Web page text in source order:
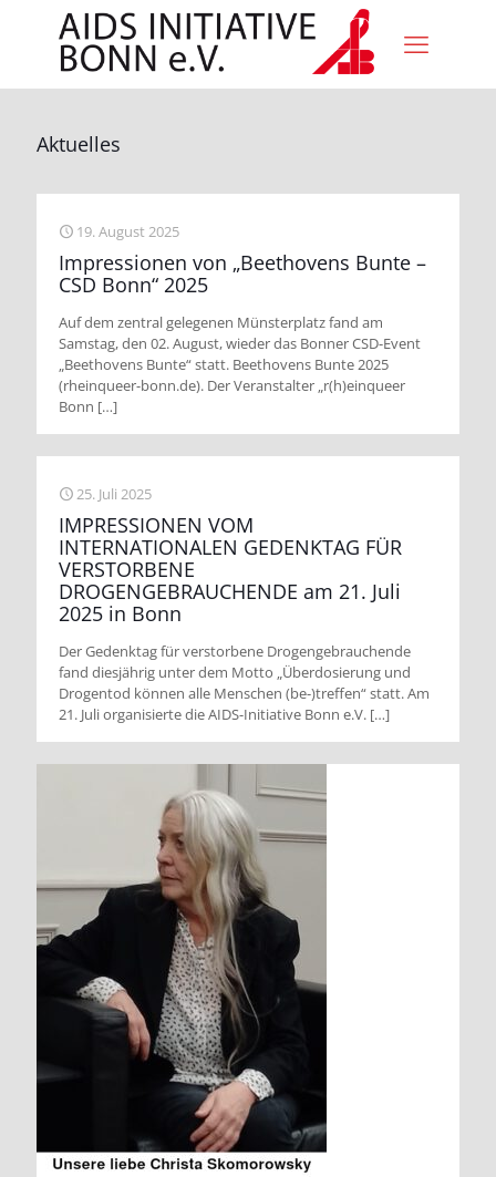
Aktuelles
19. August 2025
Impressionen von „Beethovens Bunte –
CSD Bonn“ 2025
Auf dem zentral gelegenen Münsterplatz fand am
Samstag, den 02. August, wieder das Bonner CSD-Event
„Beethovens Bunte“ statt. Beethovens Bunte 2025
(rheinqueer-bonn.de). Der Veranstalter „r(h)einqueer
Bonn […]
25. Juli 2025
IMPRESSIONEN VOM
INTERNATIONALEN GEDENKTAG FÜR
VERSTORBENE
DROGENGEBRAUCHENDE am 21. Juli
2025 in Bonn
Der Gedenktag für verstorbene Drogengebrauchende
fand diesjährig unter dem Motto „Überdosierung und
Drogentod können alle Menschen (be-)treffen“ statt. Am
21. Juli organisierte die AIDS-Initiative Bonn e.V. […]